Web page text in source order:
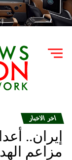
اخر الاخبار
إيران..
مزاعم